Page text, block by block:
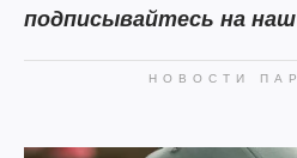
подписывайтесь на наш